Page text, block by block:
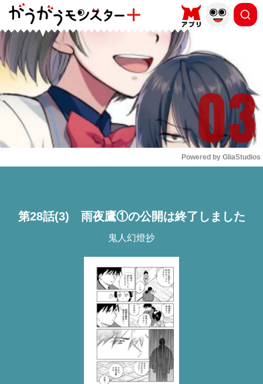
もっと読む
Powered by GliaStudios
第28話(3) 雨夜鷹①の公開は終了しました
鬼人幻燈抄